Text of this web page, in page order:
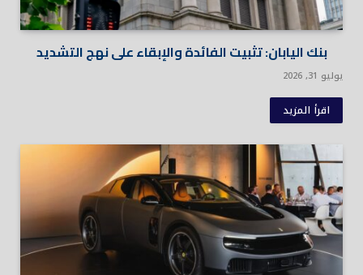
بنك اليابان: تثبيت الفائدة والإبقاء على نهج التشديد
يوليو 31, 2026
اقرأ المزيد